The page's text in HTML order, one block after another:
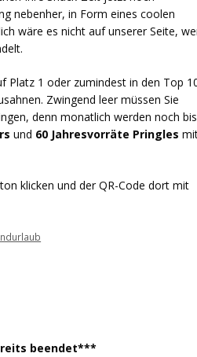
nebenher, in Form eines coolen
wäre es nicht auf unserer Seite,
Platz 1 oder zumindest in den Top
Zwingend leer müssen Sie
denn monatlich werden noch bis
und 60 Jahresvorräte Pringles
klicken und der QR-Code dort mit
beendet***